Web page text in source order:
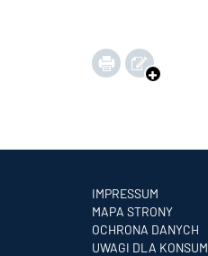
IMPRESSUM
MAPA STRONY
OCHRONA DANYCH
UWAGI DLA